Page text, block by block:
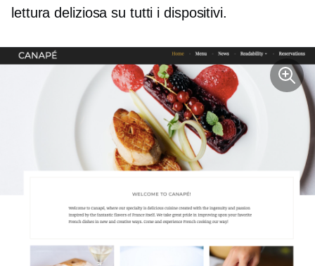
lettura deliziosa su tutti i dispositivi.